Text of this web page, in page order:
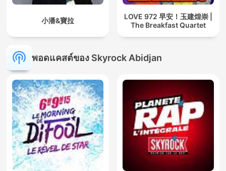
小潘&寶拉
LOVE 972 早安！玉建煌崇 |
The Breakfast Quartet
พอดแคสต์ของ Skyrock Abidjan